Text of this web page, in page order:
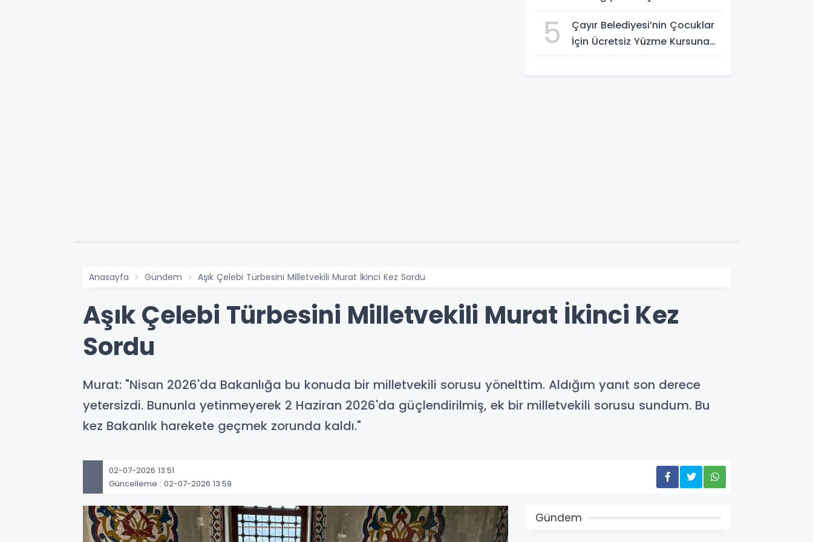
5
Çayır Belediyesi’nin Çocuklar
İçin Ücretsiz Yüzme Kursuna
Anasayfa Gündem Aşık Çelebi Türbesini Milletvekili Murat İkinci Kez Sordu
Aşık Çelebi Türbesini Milletvekili Murat İkinci Kez
Sordu
Murat: "Nisan 2026'da Bakanlığa bu konuda bir milletvekili sorusu yönelttim. Aldığım yanıt son derece
yetersizdi. Bununla yetinmeyerek 2 Haziran 2026'da güçlendirilmiş, ek bir milletvekili sorusu sundum. Bu
kez Bakanlık harekete geçmek zorunda kaldı."
02-07-2026 13:51
Güncelleme : 02-07-2026 13:59
Gündem